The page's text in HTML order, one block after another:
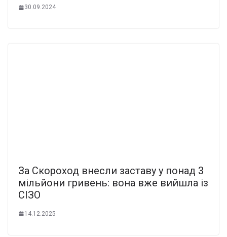
30.09.2024
За Скороход внесли заставу у понад 3
мільйони гривень: вона вже вийшла із
СІЗО
14.12.2025